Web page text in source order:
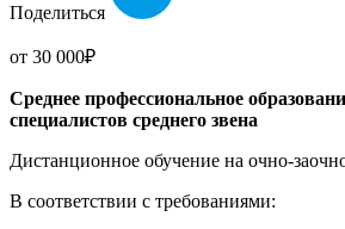
Поделиться
от 30 000₽
Среднее профессиональное
специалистов среднего звена
Дистанционное обучение на очно-
В соответствии с требованиями: